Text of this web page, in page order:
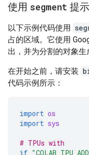
使用 segment 提示
以下示例代码使用
占的区域。它使用
出，并为分割的对象生
在开始之前，请安装
代码示例所示：
import os
import sys
# TPUs with
if